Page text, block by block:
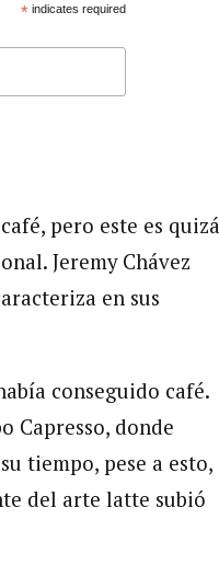
*indicates required
pero este es quizá
Jeremy Chávez
en sus
conseguido café.
Capresso, donde
tiempo, pese a esto,
del arte latte subió